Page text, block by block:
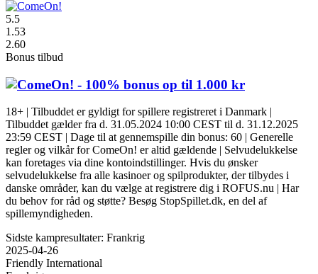
5.5
1.53
2.60
Bonus tilbud
- 100% bonus op til 1.000 kr
18+ | Tilbuddet er gyldigt for spillere registreret i Danmark |
Tilbuddet gælder fra d. 31.05.2024 10:00 CEST til d. 31.12.2025
23:59 CEST | Dage til at gennemspille din bonus: 60 | Generelle
regler og vilkår for ComeOn! er altid gældende | Selvudelukkelse
kan foretages via dine kontoindstillinger. Hvis du ønsker
selvudelukkelse fra alle kasinoer og spilprodukter, der tilbydes i
danske områder, kan du vælge at registrere dig i ROFUS.nu | Har
du behov for råd og støtte? Besøg StopSpillet.dk, en del af
spillemyndigheden.
Sidste kampresultater: Frankrig
2025-04-26
Friendly International